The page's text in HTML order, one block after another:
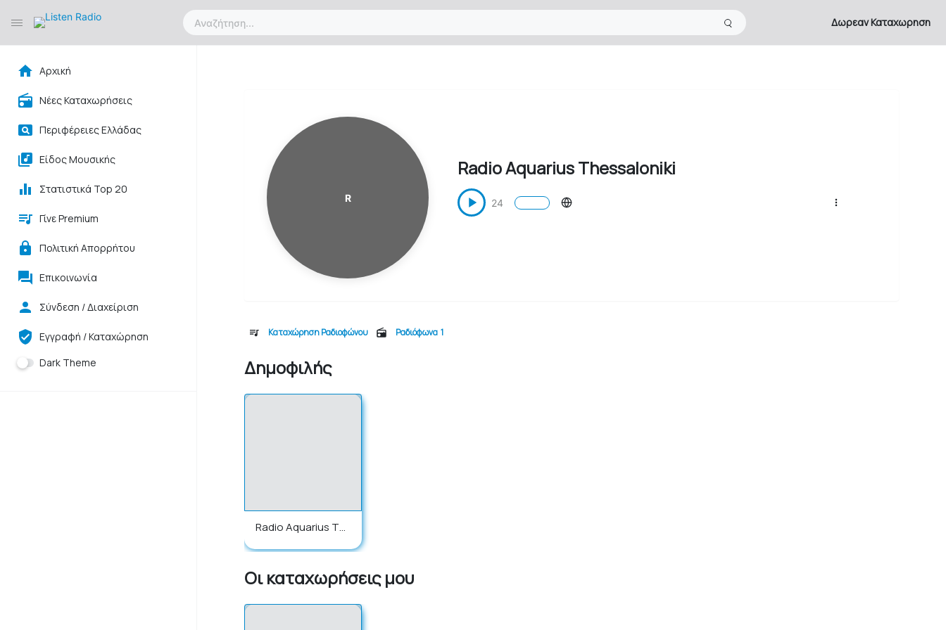
Δωρεαν Καταχωρηση
Αρχική
Νέες Καταχωρήσεις
Περιφέρειες Ελλάδας
Είδος Μουσικής
Στατιστικά Top 20
Γίνε Premium
Πολιτική Απορρήτου
Επικοινωνία
Σύνδεση / Διαχείριση
Εγγραφή / Καταχώρηση
Dark Theme
R
Radio Aquarius Thessaloniki
24
Καταχώρηση Ραδιοφώνου Ραδιόφωνα 1
Δημοφιλής
Radio Aquarius Th
Οι καταχωρήσεις μου